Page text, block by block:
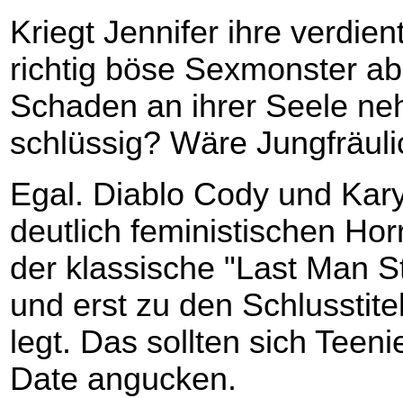
Kriegt Jennifer ihre
richtig böse Sexmonster
Schaden an ihrer Seele
schlüssig? Wäre
Egal. Diablo Cody und
deutlich feministischen
der klassische "Last Man
und erst zu den
legt. Das sollten sich
Date angucken.